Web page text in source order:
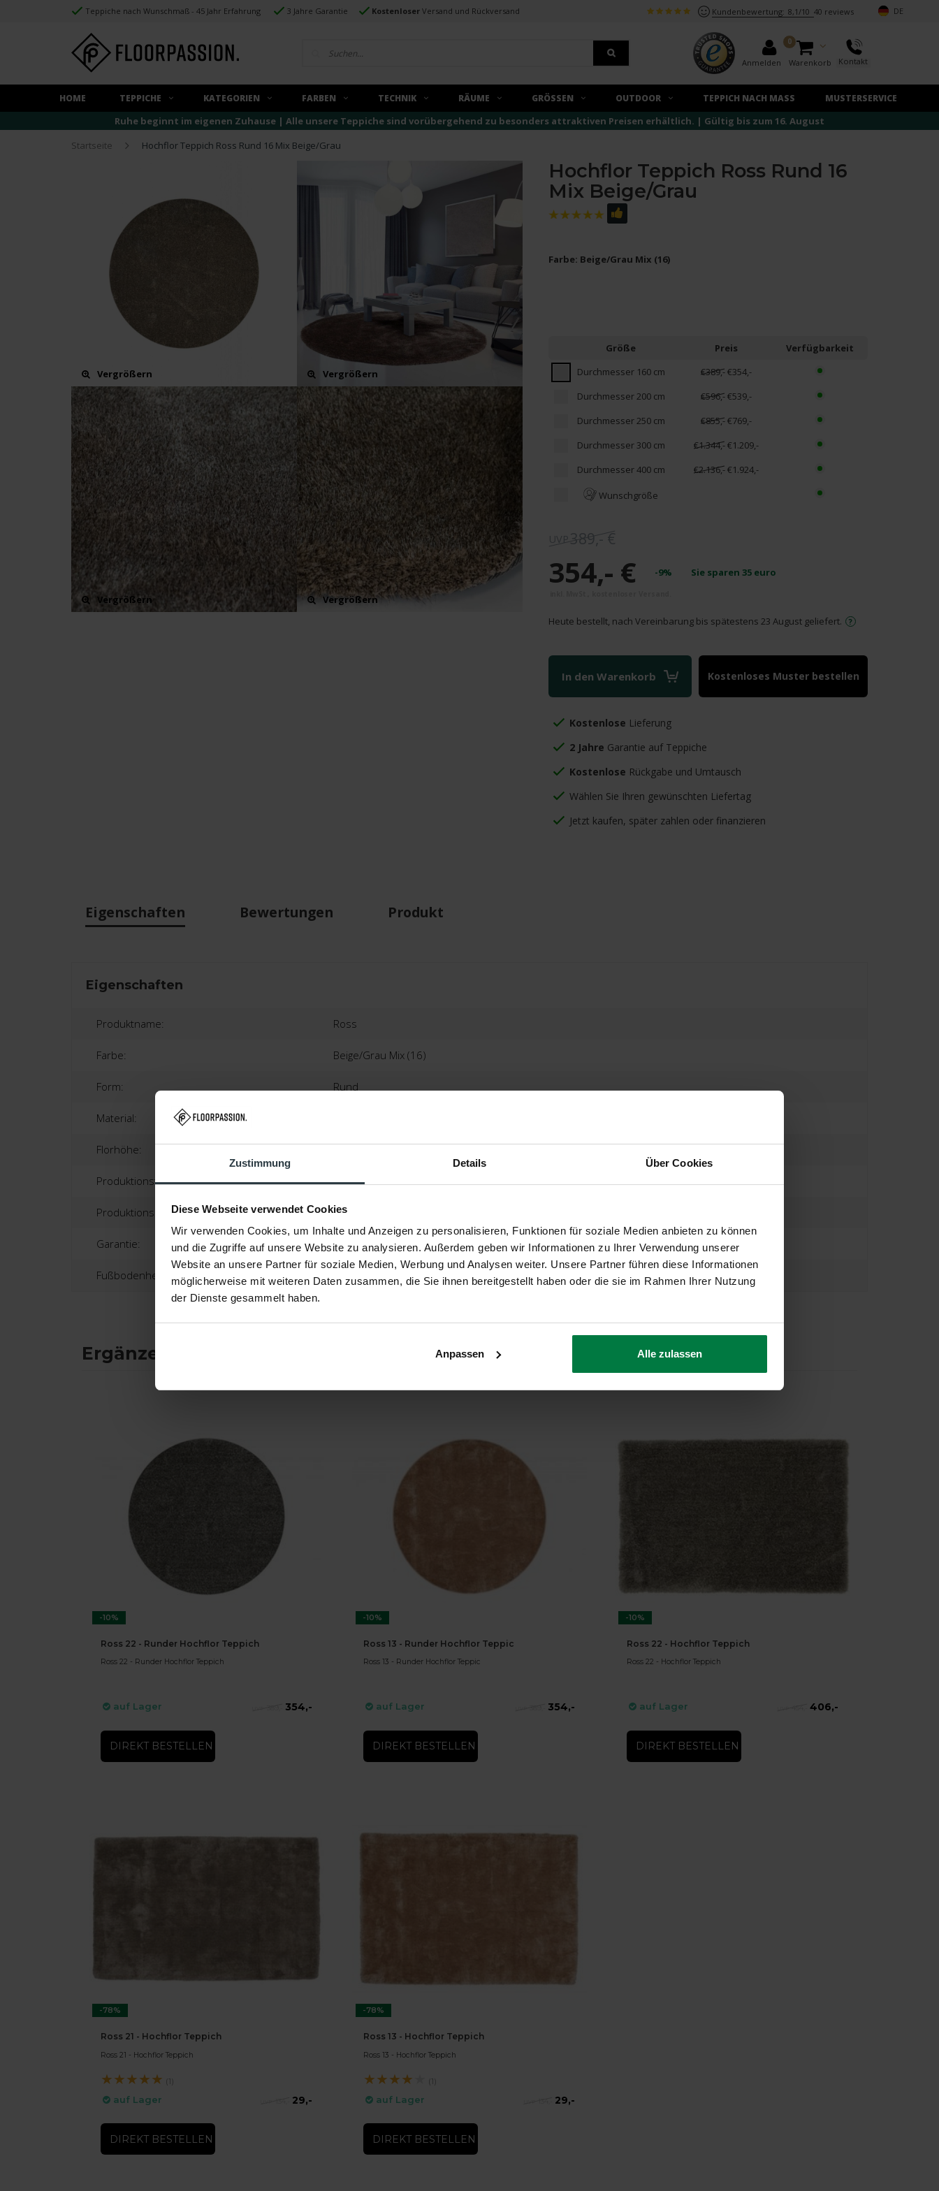
Zustimmung Details Über Cookies
Diese Webseite verwendet Cookies
Wir verwenden Cookies, um Inhalte und Anzeigen zu personalisieren, Funktionen für soziale Medien anbieten zu können
und die Zugriffe auf unsere Website zu analysieren. Außerdem geben wir Informationen zu Ihrer Verwendung unserer
Website an unsere Partner für soziale Medien, Werbung und Analysen weiter. Unsere Partner führen diese Informationen
möglicherweise mit weiteren Daten zusammen, die Sie ihnen bereitgestellt haben oder die sie im Rahmen Ihrer Nutzung
der Dienste gesammelt haben.
Anpassen Alle zulassen
Teppiche nach Wunschmaß - 45 Jahr Erfahrung 3 Jahre Garantie Kostenloser Versand und Rückversand Kundenbewertung: 8,1/10 40 reviews DE
Anmelden
0
Warenkorb Kontakt
HOME TEPPICHE KATEGORIEN FARBEN TECHNIK RÄUME GRÖSSEN OUTDOOR TEPPICH NACH MASS MUSTERSERVICE
Ruhe beginnt im eigenen Zuhause | Alle unsere Teppiche sind vorübergehend zu besonders attraktiven Preisen erhältlich. | Gültig bis zum 16. August
Startseite
Hochflor Teppich Ross Rund 16 Mix Beige/Grau
Vergrößern Vergrößern
Vergrößern Vergrößern
Hochflor Teppich Ross Rund 16
Mix Beige/Grau
Farbe: Beige/Grau Mix (16)
Größe Preis
Verfügbarkeit
Durchmesser 160 cm
€389,-€354,-
Durchmesser 200 cm
€596,-€539,-
Durchmesser 250 cm
€855,-€769,-
Durchmesser 300 cm
€1.344,-€1.209,-
Durchmesser 400 cm
€2.136,-€1.924,-
Wunschgröße
389,- €
354,- € -9% Sie sparen 35euro
Heute bestellt, nach Vereinbarung bis spätestens 23 August geliefert.
In den Warenkorb Kostenloses Muster bestellen
Kostenlose Lieferung
2 Jahre Garantie auf Teppiche
Kostenlose Rückgabe und Umtausch
Wählen Sie Ihren gewünschten Liefertag
Jetzt kaufen, später zahlen oder finanzieren
Eigenschaften Bewertungen Produkt
Eigenschaften
Produktname: Ross
Farbe: Beige/Grau Mix (16)
Form: Rund
Material:
Florhöhe: Ca. 5 Zentimeter
Produktionstechnik: Tufting
Produktionsland: Niederlande
Garantie: 2 Jahre
Fußbodenheizung:
Ergänzende Produkte
-10%
Ross 22 - Runder Hochflor Teppich
Ross 22 - Runder Hochflor Teppich
auf Lager 354,-
DIREKT BESTELLEN
-10%
Ross 13 - Runder Hochflor Teppic
Ross 13 - Runder Hochflor Teppic
auf Lager 354,-
DIREKT BESTELLEN
-10%
Ross 22 - Hochflor Teppich
Ross 22 - Hochflor Teppich
auf Lager 406,-
DIREKT BESTELLEN
-78%
Ross 21 - Hochflor Teppich
Ross 21 - Hochflor Teppich
★★★★★ (1)
auf Lager 29,-
DIREKT BESTELLEN
-78%
Ross 13 - Hochflor Teppich
Ross 13 - Hochflor Teppich
★★★★ (1)
auf Lager 29,-
DIREKT BESTELLEN